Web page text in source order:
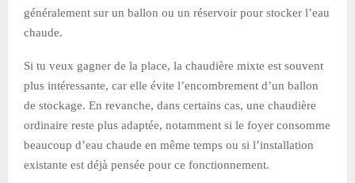
généralement sur un ballon ou un réservoir pour stocker l’eau
chaude.
Si tu veux gagner de la place, la chaudière mixte est souvent
plus intéressante, car elle évite l’encombrement d’un ballon
de stockage. En revanche, dans certains cas, une chaudière
ordinaire reste plus adaptée, notamment si le foyer consomme
beaucoup d’eau chaude en même temps ou si l’installation
existante est déjà pensée pour ce fonctionnement.